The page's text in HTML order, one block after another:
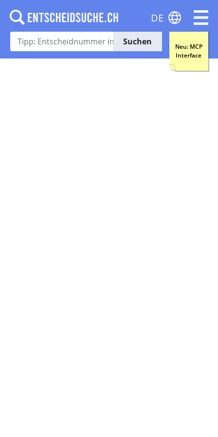
Suchen
Neu: MCP
Interface
DE